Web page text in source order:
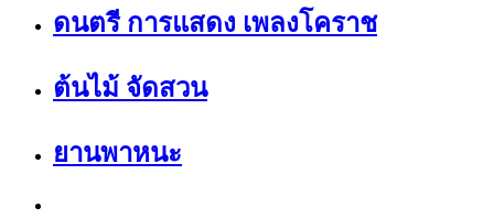
ดนตรี การแสดง เพลงโคราช
ต้นไม้ จัดสวน
ยานพาหนะ